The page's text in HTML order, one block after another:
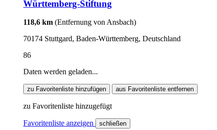
Württemberg-Stiftung
118,6 km (Entfernung von Ansbach)
70174 Stuttgard, Baden-Württemberg, Deutschland
86
Daten werden geladen...
zu Favoritenliste hinzufügen aus Favoritenliste entfernen
zu Favoritenliste hinzugefügt
Favoritenliste anzeigen schließen